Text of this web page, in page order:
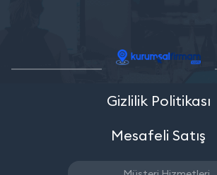
Gizlilik Politikası
Mesafeli Satış